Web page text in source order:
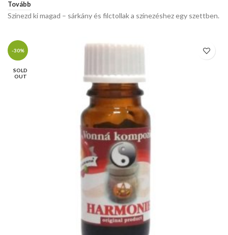
Tovább
Színezd ki magad – sárkány és filctollak a színezéshez egy szettben.
-30%
SOLD
OUT